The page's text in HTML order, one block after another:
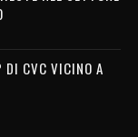
DI CVC VICINO A